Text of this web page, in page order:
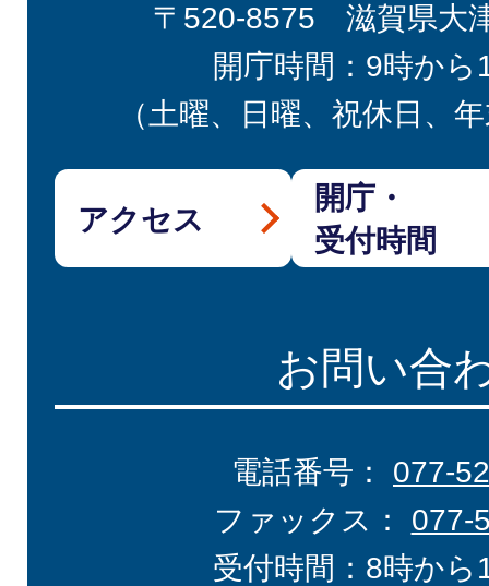
〒520-8575 滋賀県大
開庁時間：9時から
（土曜、日曜、祝休日、
アクセス
開庁・
受付時間
お問い合
電話番号： 077-
ファックス： 077-
受付時間：8時から